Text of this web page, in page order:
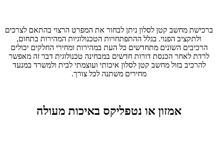
ברכישת מחשב קטן לסלון ניתן לבחור את המפרט הרצוי בהתאם לצרכים
ולתקציב הפנוי. בגלל ההתפתחויות הטכנולוגיות המהירות בתחום,
הרכיבים השונים מתחדשים כל העת במהירות ומחירי החלקים יכולים
לרדת לאחר הכנסת דורות חדשים במבחינה טכנולוגית דבר זה מאפשר
להרכיב בזול מחשב קטן לסלון איכותי ועוצמתי לבית ולמשרד במנעד
מחירים משתנה לכל צורך.
אמזון או נטפליקס באיכות מעולה